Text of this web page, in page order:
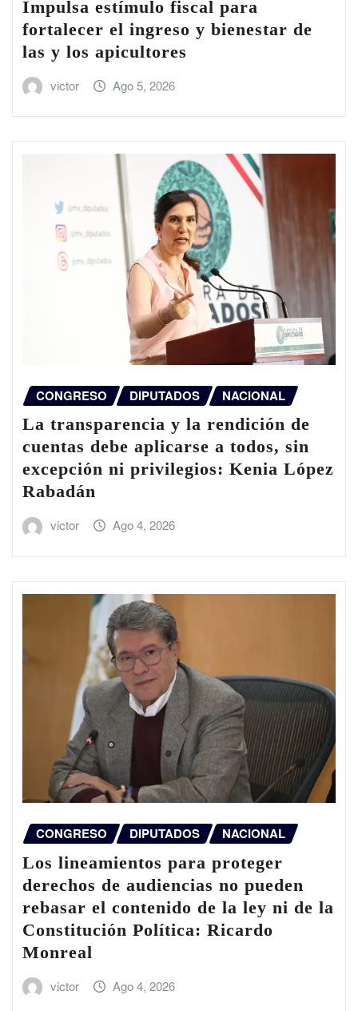
Impulsa estímulo fiscal para
fortalecer el ingreso y bienestar de
las y los apicultores
victor Ago 5, 2026
CONGRESO DIPUTADOS NACIONAL
La transparencia y la rendición de
cuentas debe aplicarse a todos, sin
excepción ni privilegios: Kenia López
Rabadán
victor Ago 4, 2026
CONGRESO DIPUTADOS NACIONAL
Los lineamientos para proteger
derechos de audiencias no pueden
rebasar el contenido de la ley ni de la
Constitución Política: Ricardo
Monreal
victor Ago 4, 2026